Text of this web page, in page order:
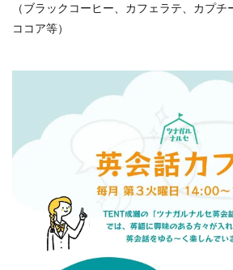
（ブラックコーヒー、カフェラテ、カプ
ココア等）